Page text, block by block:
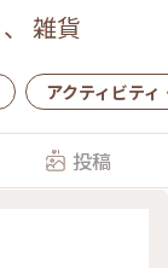
、 雑貨
アクティビティ
投稿